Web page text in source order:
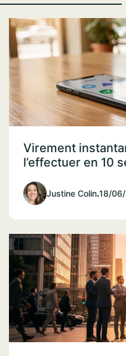
Virement
l’effectuer en 10
Justine Colin.18/